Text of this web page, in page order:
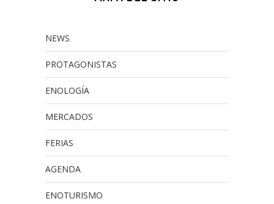
NEWS
PROTAGONISTAS
ENOLOGÍA
MERCADOS
FERIAS
AGENDA
ENOTURISMO